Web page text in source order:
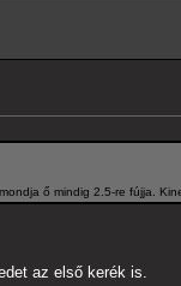
ő mindig 2.5-re fújja.
az első kerék is.